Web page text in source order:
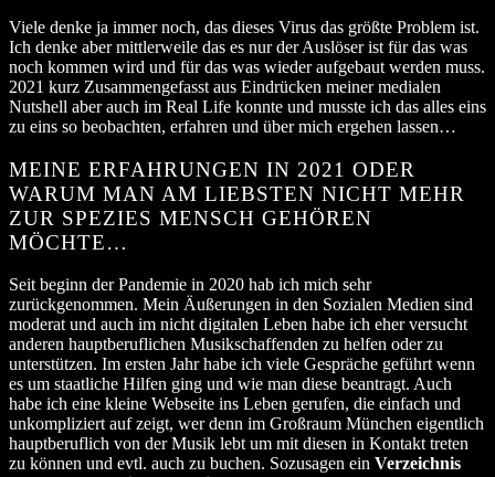
Viele denke ja immer noch, das dieses Virus das größte Problem ist.
Ich denke aber mittlerweile das es nur der Auslöser ist für das was
noch kommen wird und für das was wieder aufgebaut werden muss.
2021 kurz Zusammengefasst aus Eindrücken meiner medialen
Nutshell aber auch im Real Life konnte und musste ich das alles eins
zu eins so beobachten, erfahren und über mich ergehen lassen…
MEINE ERFAHRUNGEN IN 2021 ODER
WARUM MAN AM LIEBSTEN NICHT MEHR
ZUR SPEZIES MENSCH GEHÖREN
MÖCHTE…
Seit beginn der Pandemie in 2020 hab ich mich sehr
zurückgenommen. Mein Äußerungen in den Sozialen Medien sind
moderat und auch im nicht digitalen Leben habe ich eher versucht
anderen hauptberuflichen Musikschaffenden zu helfen oder zu
unterstützen. Im ersten Jahr habe ich viele Gespräche geführt wenn
es um staatliche Hilfen ging und wie man diese beantragt. Auch
habe ich eine kleine Webseite ins Leben gerufen, die einfach und
unkompliziert auf zeigt, wer denn im Großraum München eigentlich
hauptberuflich von der Musik lebt um mit diesen in Kontakt treten
zu können und evtl. auch zu buchen. Sozusagen ein Verzeichnis